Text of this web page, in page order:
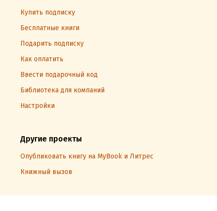
Купить подписку
Бесплатные книги
Подарить подписку
Как оплатить
Ввести подарочный код
Библиотека для компаний
Настройки
Другие проекты
Опубликовать книгу на MyBook и Литрес
Книжный вызов